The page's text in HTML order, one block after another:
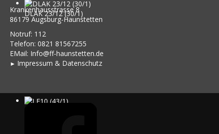
DLAK 23/12 (30/1)
Krankenhausstrasse 8
86179 Augsburg-Haunstetten
Notruf: 112
Telefon: 0821 81567255
EMail: Info@ff-haunstetten.de
► Impressum & Datenschutz